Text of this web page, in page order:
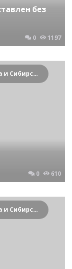
без
0 1197
Криминальные новости Новосибирска и Сибирского региона
0 610
Криминальные новости Новосибирска и Сибирского региона